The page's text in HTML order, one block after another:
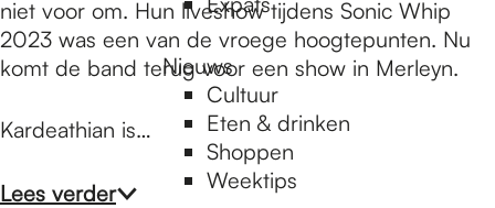
Nieuws
Cultuur
Eten & drinken
Shoppen
Weektips
niet voor om. Hun liveshow tijdens Sonic Whip
2023 was een van de vroege hoogtepunten. Nu
komt de band terug voor een show in Merleyn.
Kardeathian is…
Lees verder